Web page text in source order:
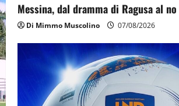
Messina, dal dramma di Ragusa al
Di Mimmo Muscolino 07/08/2026